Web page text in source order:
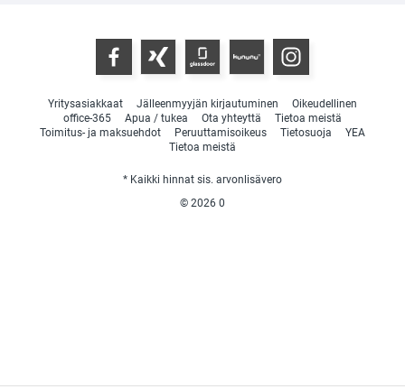
Yritysasiakkaat Jälleenmyyjän kirjautuminen
Oikeudellinen
office-365
Apua / tukea Ota yhteyttä
Tietoa meistä
Toimitus- ja maksuehdot
Peruuttamisoikeus Tietosuoja
YEA
Tietoa meistä
* Kaikki hinnat sis. arvonlisävero
© 2026 0